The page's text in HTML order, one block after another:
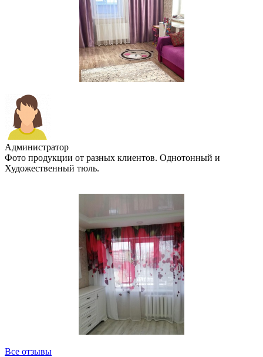
Администратор
Фото продукции от разных клиентов. Однотонный и
Художественный тюль.
Все отзывы